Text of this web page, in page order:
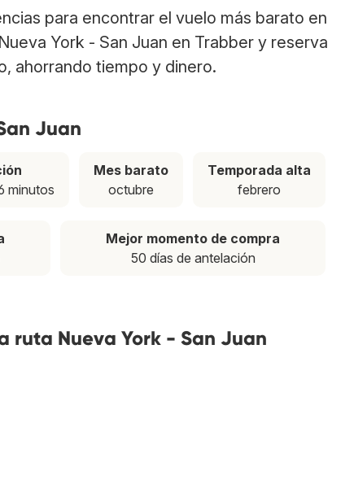
para encontrar el vuelo más barato en
York - San Juan en Trabber y reserva
ahorrando tiempo y dinero.
Juan
minutos
Mes barato
octubre
Temporada alta
febrero
Mejor momento de compra
50 días de antelación
ruta Nueva York - San Juan